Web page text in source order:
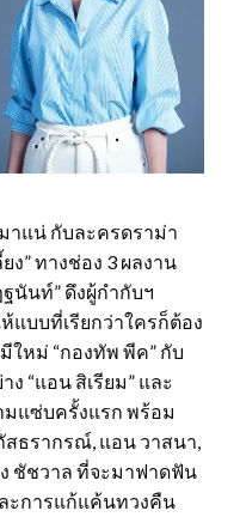
าแน่ กับละครดราม่า
ง” ทางช่อง 3 ผลงาน
นันท์” ดึงผู้กำกับฯ
แบบที่เรียกว่าใครก็ต้อง
ใหม่ “กองทัพ พีค” กับ
“แอน สิเรียม” และ
มแซ่บครั้งแรก พร้อม
สธรากรณ์, แอน วาสนา,
ง ชัชวาล ที่จะมาฟาดฟัน
ะการแก้แค้นทวงคืน